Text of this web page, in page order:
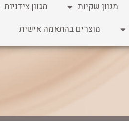
מגוון שקיות מגוון צידניות
מוצרים בהתאמה אישית